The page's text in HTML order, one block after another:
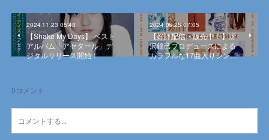
2024.11.23 05:48
【Shake My Days】 ベスト
アルバム「アセタール」デ
ジタルリリース開始！
2024.06.25 07:05
【好評配信・販売中！】冴
沢鐘己プロデュースによる
カラフルな17曲入りシン…
0コメント